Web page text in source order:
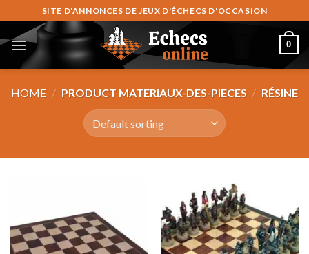
to
content
SITE D'ANNONCES DE JEUX D'ÉCHECS D'OCCASION
0
HOME / PRODUCT MATERIAUX-DES-PIECES / RÉSINE